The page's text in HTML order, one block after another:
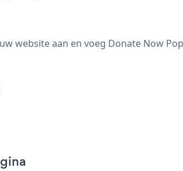
website aan en voeg Donate Now